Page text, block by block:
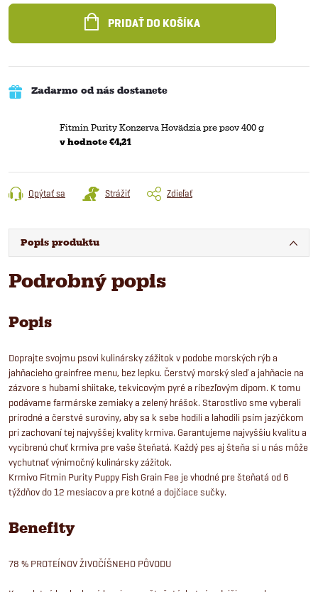
PRIDAŤ DO KOŠÍKA
Zadarmo od nás dostanete
Fitmin Purity Konzerva Hovädzia pre psov 400 g
v hodnote €4,21
Opýtať sa Strážiť Zdieľať
Popis produktu
Podrobný popis
Popis
Doprajte svojmu psovi kulinársky zážitok v podobe morských rýb a
jahňacieho grainfree menu, bez lepku. Čerstvý morský sleď a jahňacie na
zázvore s hubami shiitake, tekvicovým pyré a ríbezľovým dipom. K tomu
podávame farmárske zemiaky a zelený hrášok. Starostlivo sme vyberali
prírodné a čerstvé suroviny, aby sa k sebe hodili a lahodili psím jazýčkom
pri zachovaní tej najvyššej kvality krmiva. Garantujeme najvyššiu kvalitu a
vycibrenú chuť krmiva pre vaše šteňatá. Každý pes aj šteňa si u nás môže
vychutnať výnimočný kulinársky zážitok.
Krmivo Fitmin Purity Puppy Fish Grain Fee je vhodné pre šteňatá od 6
týždňov do 12 mesiacov a pre kotné a dojčiace sučky.
Benefity
78 % PROTEÍNOV ŽIVOČÍŠNEHO PÔVODU